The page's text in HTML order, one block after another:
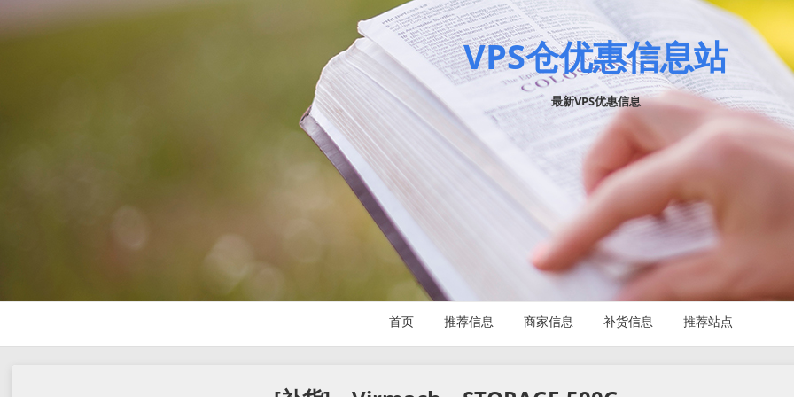
VPS仓优惠信息站
最新VPS优惠信息
首页 推荐信息 商家信息 补货信息 推荐站点